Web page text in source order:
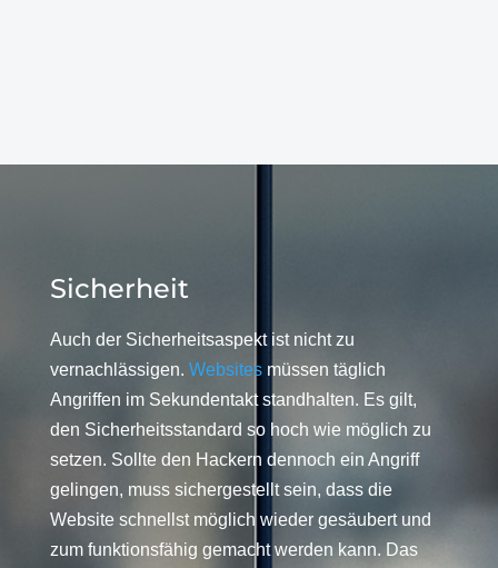
Sicherheit
Auch der Sicherheitsaspekt ist nicht zu
vernachlässigen. Websitesmüssen täglich
Angriffen im Sekundentakt standhalten. Es gilt,
den Sicherheitsstandard so hoch wie möglich zu
setzen. Sollte den Hackern dennoch ein Angriff
gelingen, muss sichergestellt sein, dass die
Website schnellst möglich wieder gesäubert und
zum funktionsfähig gemacht werden kann. Das